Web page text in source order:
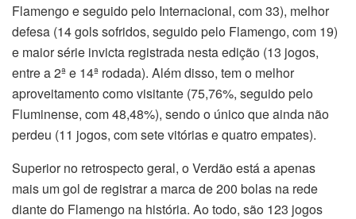
Flamengo e seguido pelo Internacional, com 33), melhor
defesa (14 gols sofridos, seguido pelo Flamengo, com 19)
e maior série invicta registrada nesta edição (13 jogos,
entre a 2ª e 14ª rodada). Além disso, tem o melhor
aproveitamento como visitante (75,76%, seguido pelo
Fluminense, com 48,48%), sendo o único que ainda não
perdeu (11 jogos, com sete vitórias e quatro empates).
Superior no retrospecto geral, o Verdão está a apenas
mais um gol de registrar a marca de 200 bolas na rede
diante do Flamengo na história. Ao todo, são 123 jogos